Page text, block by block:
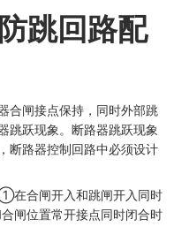
跳回路配
合闸接点保持，同时外部跳
跳跃现象。断路器跳跃现象
断路器控制回路中必须设计
在合闸开入和跳闸开入同时
闸位置常开接点同时闭合时